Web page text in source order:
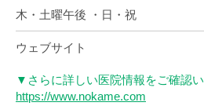
木・土曜午後 ・日・祝
ウェブサイト
▼さらに詳しい医院情報をご確認
https://www.nokame.com